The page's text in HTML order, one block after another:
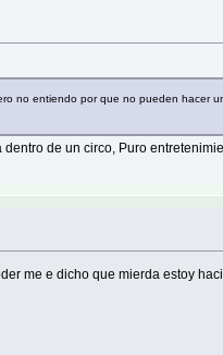
no entiendo por que no pueden hacer
de un circo, Puro
me e dicho que mierda estoy